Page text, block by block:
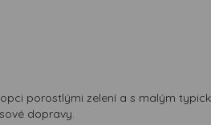
porostlými zelení a s malým
dopravy.